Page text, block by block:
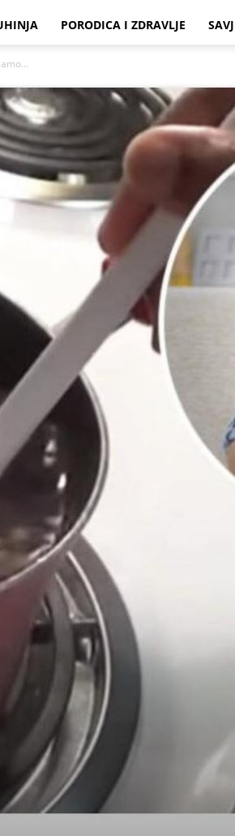
PORODICA I ZDRAVLJE